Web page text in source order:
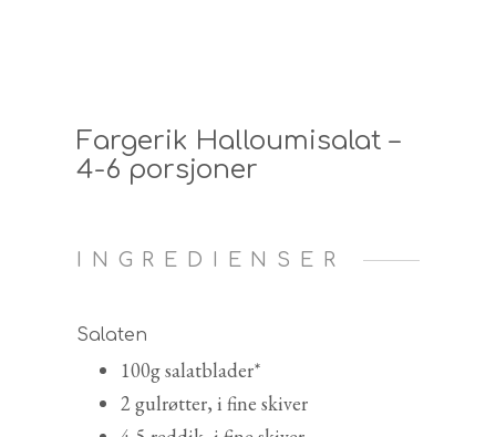
Fargerik Halloumisalat –
4-6 porsjoner
INGREDIENSER
Salaten
100g salatblader*
2 gulrøtter, i fine skiver